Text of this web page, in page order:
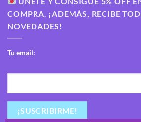
COMPRA. ¡ADEMÁS, RECIBE
NOVEDADES!
Tu email: